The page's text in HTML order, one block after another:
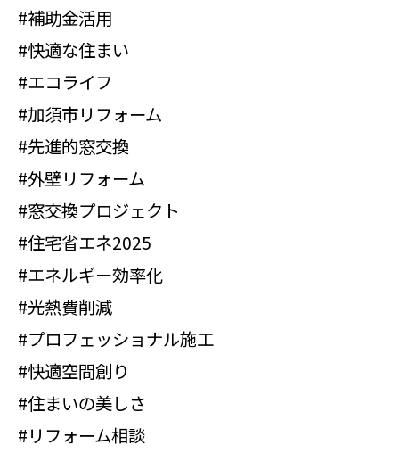
#補助金活用
#快適な住まい
#エコライフ
#加須市リフォーム
#先進的窓交換
#外壁リフォーム
#窓交換プロジェクト
#住宅省エネ2025
#エネルギー効率化
#光熱費削減
#プロフェッショナル施工
#快適空間創り
#住まいの美しさ
#リフォーム相談